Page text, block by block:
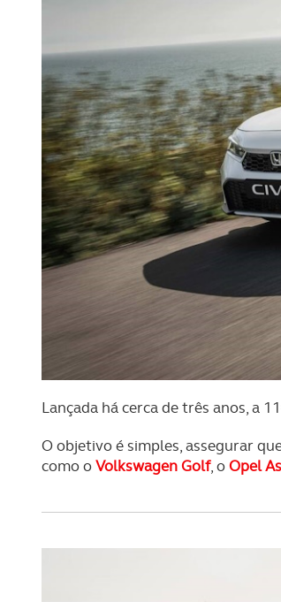
Lançada há cerca de três anos, a
O objetivo é simples, assegurar
como oVolkswagen Golf, oOpel